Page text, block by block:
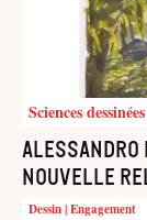
Sciences dessinées
Alessandro
nouvelle
Dessin | Engagement